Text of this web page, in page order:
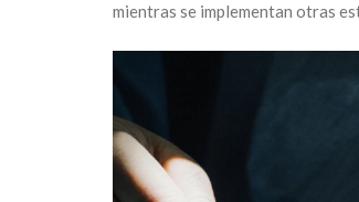
mientras se implementan otras